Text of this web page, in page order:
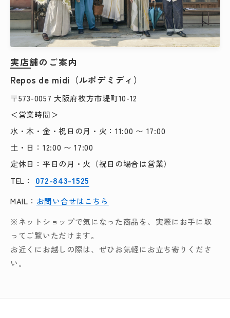
実店舗のご案内
Repos de midi（ルポデミディ）
〒573-0057 大阪府枚方市堤町10-12
＜営業時間＞
水・木・金・祝日の月・火：11:00 〜 17:00
土・日：12:00 〜 17:00
定休日：平日の月・火（祝日の場合は営業）
TEL：
072-843-1525
MAIL： お問い合せはこちら
※ネットショップで気になった商品を、実際にお手に取
ってご覧いただけます。
お近くにお越しの際は、ぜひお気軽にお立ち寄りくださ
い。